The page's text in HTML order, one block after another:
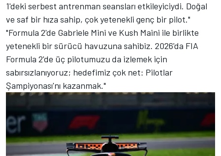
1'deki serbest antrenman seansları etkileyiciydi. Doğal
ve saf bir hıza sahip, çok yetenekli genç bir pilot."
"Formula 2'de Gabriele Mini ve Kush Maini ile birlikte
yetenekli bir sürücü havuzuna sahibiz. 2026'da FIA
Formula 2'de üç pilotumuzu da izlemek için
sabırsızlanıyoruz; hedefimiz çok net: Pilotlar
Şampiyonası'nı kazanmak."